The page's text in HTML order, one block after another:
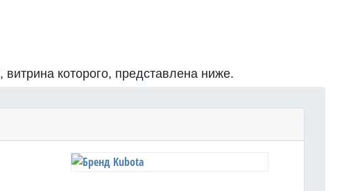
, витрина которого, представлена ниже.